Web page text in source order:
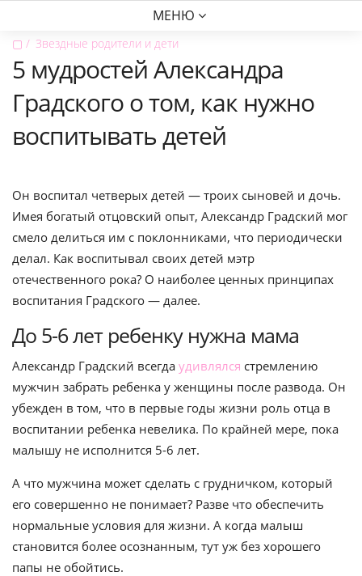
МЕНЮ
▢ Звездные родители и дети
5 мудростей Александра
Градского о том, как нужно
воспитывать детей
Он воспитал четверых детей — троих сыновей и дочь.
Имея богатый отцовский опыт, Александр Градский мог
смело делиться им с поклонниками, что периодически
делал. Как воспитывал своих детей мэтр
отечественного рока? О наиболее ценных принципах
воспитания Градского — далее.
До 5-6 лет ребенку нужна мама
Александр Градский всегда удивлялся стремлению
мужчин забрать ребенка у женщины после развода. Он
убежден в том, что в первые годы жизни роль отца в
воспитании ребенка невелика. По крайней мере, пока
малышу не исполнится 5-6 лет.
А что мужчина может сделать с грудничком, который
его совершенно не понимает? Разве что обеспечить
нормальные условия для жизни. А когда малыш
становится более осознанным, тут уж без хорошего
папы не обойтись.